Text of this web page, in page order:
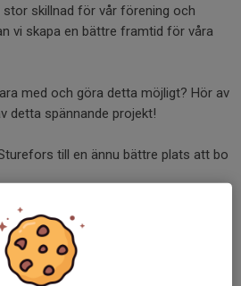
stor skillnad för vår förening och
vi skapa en bättre framtid för våra
med och göra detta möjligt? Hör av
detta spännande projekt!
till en ännu bättre plats att bo